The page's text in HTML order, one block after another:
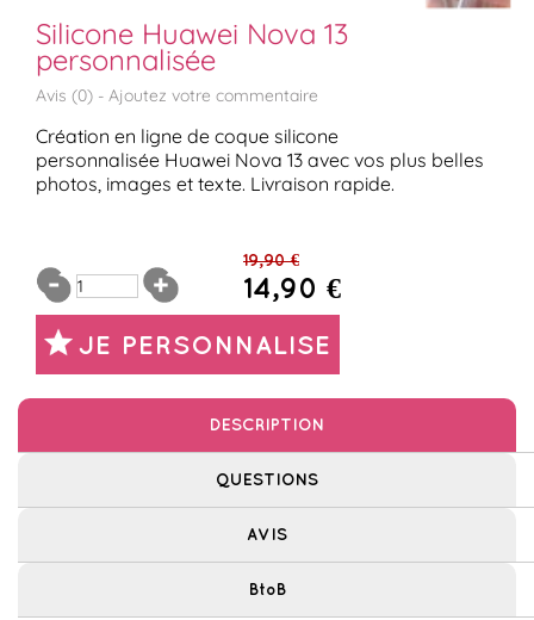
Silicone Huawei Nova 13
personnalisée
Avis (0) - Ajoutez votre commentaire
Création en ligne de coque silicone
personnalisée Huawei Nova 13 avec vos plus belles
photos, images et texte. Livraison rapide.
19,90 €
14,90 €
JE PERSONNALISE
DESCRIPTION
QUESTIONS
AVIS
BtoB